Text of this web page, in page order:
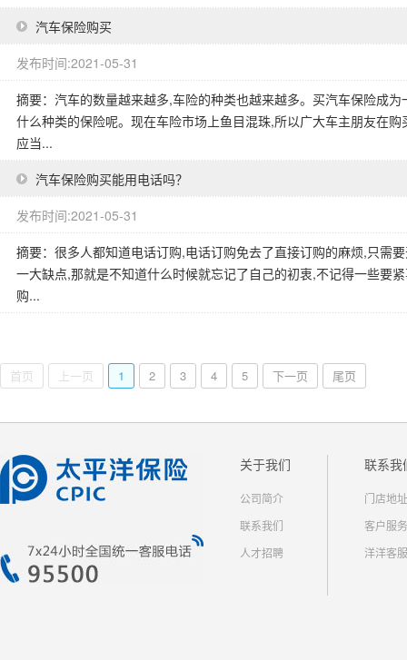
汽车保险购买
发布时间:2021-05-31
摘要：汽车的数量越来越多,车险的种类也越来越多。买汽车保险成
什么种类的保险呢。现在车险市场上鱼目混珠,所以广大车主朋友在
应当...
汽车保险购买能用电话吗？
发布时间:2021-05-31
摘要：很多人都知道电话订购,电话订购免去了直接订购的麻烦,只需
一大缺点,那就是不知道什么时候就忘记了自己的初衷,不记得一些要
购...
首页 上一页 1 2 3 4 5 下一页 尾页
关于我们
公司简介
联系我们
人才招聘
联系我
门店地址
客户服务
洋洋客服